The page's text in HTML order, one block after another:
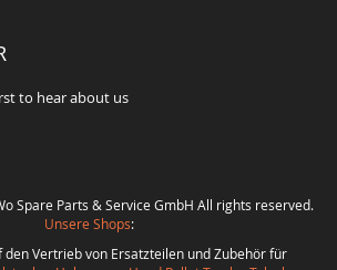
to hear about us
Spare Parts & Service GmbH All rights reserved.
Unsere Shops:
den Vertrieb von Ersatzteilen und Zubehör für